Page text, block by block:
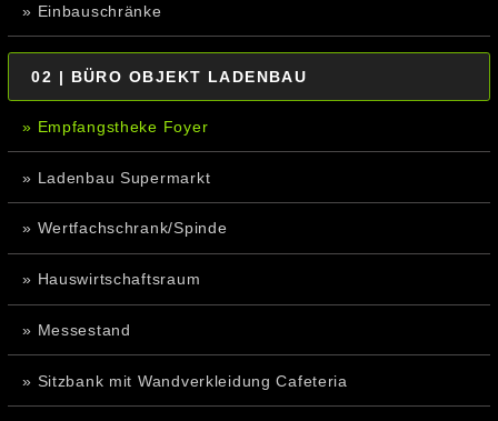
» Einbauschränke
02 | BÜRO OBJEKT LADENBAU
» Empfangstheke Foyer
» Ladenbau Supermarkt
» Wertfachschrank/Spinde
» Hauswirtschaftsraum
» Messestand
» Sitzbank mit Wandverkleidung Cafeteria